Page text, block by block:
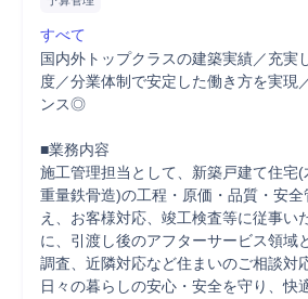
すべて
国内外トップクラスの建築実績／充実
度／分業体制で安定した働き方を実現
ンス◎
■業務内容
施工管理担当として、新築戸建て住宅(
重量鉄骨造)の工程・原価・品質・安
え、お客様対応、竣工検査等に従事い
に、引渡し後のアフターサービス領域
調査、近隣対応など住まいのご相談対
日々の暮らしの安心・安全を守り、快